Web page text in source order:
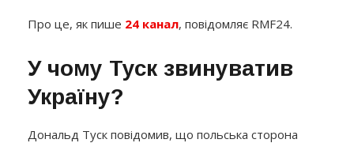
Про це, як пише 24 канал, повідомляє RMF24.
У чому Туск звинуватив
Україну?
Дональд Туск повідомив, що польська сторона